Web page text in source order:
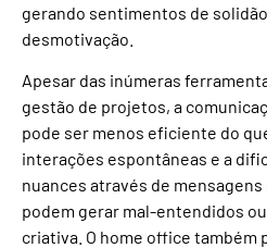
gerando sentimentos de
desmotivação.
Apesar das inúmeras
gestão de projetos, a
pode ser menos eficiente do
interações espontâneas e a
nuances através de
podem gerar mal-entendidos
criativa. O home office também